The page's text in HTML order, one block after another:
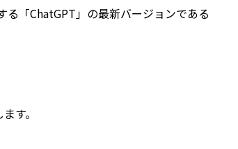
る「ChatGPT」の最新バージョンである
す。